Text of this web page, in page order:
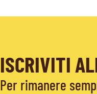
ISCRIVITI
Per rimanere